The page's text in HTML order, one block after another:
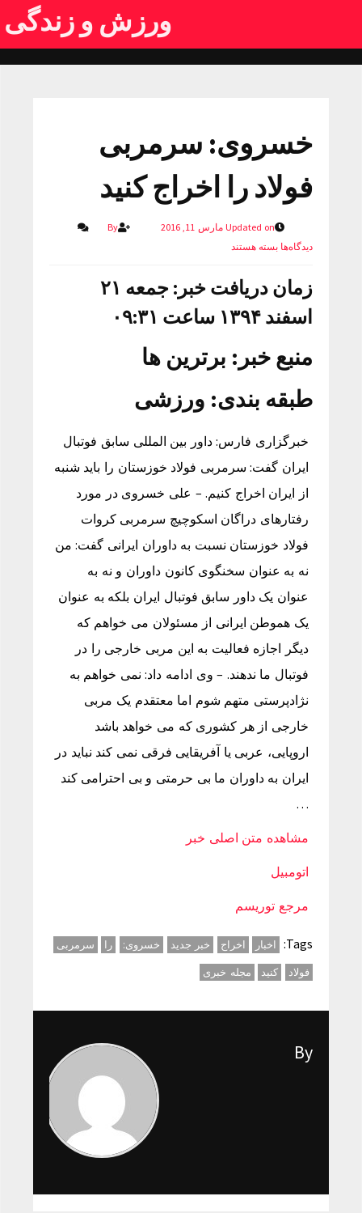
ورزش و زندگی
خسروی: سرمربی
فولاد را اخراج کنید
Updated on مارس 11, 2016
By
دیدگاه‌هابسته هستند
زمان دریافت خبر: جمعه ۲۱
اسفند ۱۳۹۴ ساعت ۰۹:۳۱
منبع خبر: برترین ها
طبقه بندی: ورزشی
خبرگزاری فارس: داور بین المللی سابق فوتبال
ایران گفت: سرمربی فولاد خوزستان را باید شنبه
از ایران اخراج کنیم. – علی خسروی در مورد
رفتارهای دراگان اسکوچیچ سرمربی کروات
فولاد خوزستان نسبت به داوران ایرانی گفت: من
نه به عنوان سخنگوی کانون داوران و نه به
عنوان یک داور سابق فوتبال ایران بلکه به عنوان
یک هموطن ایرانی از مسئولان می خواهم که
دیگر اجازه فعالیت به این مربی خارجی را در
فوتبال ما ندهند. – وی ادامه داد: نمی خواهم به
نژادپرستی متهم شوم اما معتقدم یک مربی
خارجی از هر کشوری که می خواهد باشد
اروپایی، عربی یا آفریقایی فرقی نمی کند نباید در
ایران به داوران ما بی حرمتی و بی احترامی کند
…
مشاهده متن اصلی خبر
اتومبیل
مرجع توریسم
Tags: اخبار اخراج خبر جدید خسروی: را
سرمربی
فولاد
کنید مجله خبری
By